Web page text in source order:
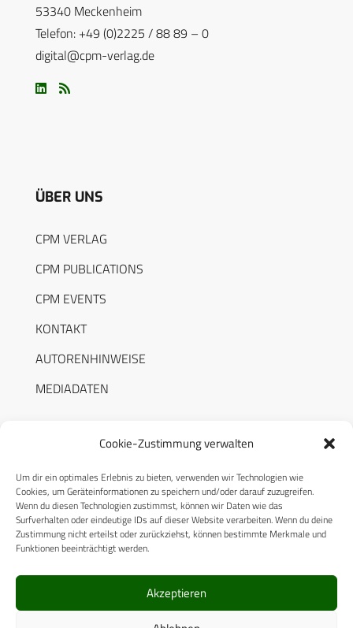
Cookie-Zustimmung verwalten
Um dir ein optimales Erlebnis zu bieten, verwenden wir Technologien wie
Cookies, um Geräteinformationen zu speichern und/oder darauf zuzugreifen.
Wenn du diesen Technologien zustimmst, können wir Daten wie das
Surfverhalten oder eindeutige IDs auf dieser Website verarbeiten. Wenn du deine
Zustimmung nicht erteilst oder zurückziehst, können bestimmte Merkmale und
Funktionen beeinträchtigt werden.
Akzeptieren
53340 Meckenheim
Telefon: +49 (0)2225 / 88 89 – 0
digital@cpm-verlag.de
ÜBER UNS
CPM VERLAG
CPM PUBLICATIONS
CPM EVENTS
KONTAKT
AUTORENHINWEISE
MEDIADATEN
RECHTLICHES
Datenschutzerklärung
Cookie-Richtlinie (EU)